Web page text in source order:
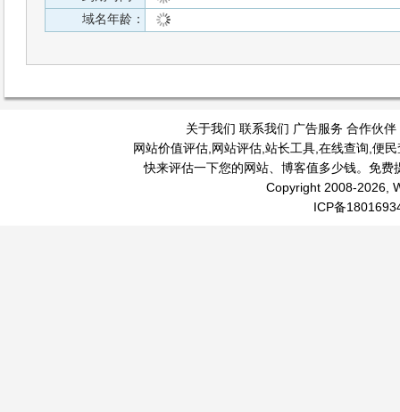
域名年龄：
关于我们 联系我们 广告服务 合作伙伴
网站价值评估, 网站评估, 站长工具, 在线查询 便民
快来评估一下您的网站、博客值多少钱。免
Copyright 2008-2026,
ICP备